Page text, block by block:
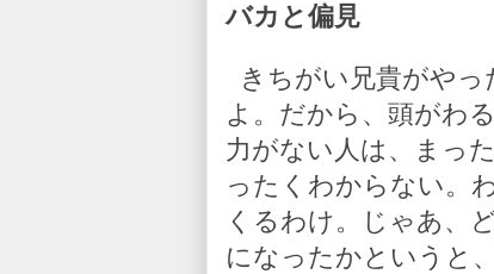
バカと偏見
きちがい兄貴がや
よ。だから、頭がわ
力がない人は、まっ
ったくわからない。
くるわけ。じゃあ、
になったかというと